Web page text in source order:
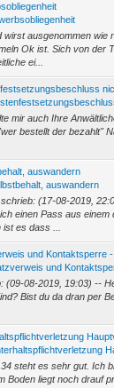
wirst ausgenommen wie
Ok ist. Sich von der
ei...
mir auch Ihre
bestellt der bezahlt"
auswandern
auswandern
(17-08-2019,
einen Pass aus einem
es dass ...
und Kontaktsperre
und
(09-08-2019, 19:03) --
Bist du da dran per
steht es sehr gut. Ich
Boden liegt noch drauf